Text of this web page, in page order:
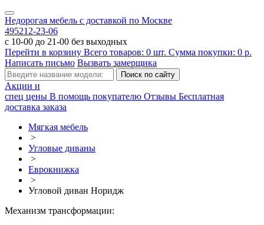
Недорогая мебель с доставкой по Москве
495212-23-06
с 10-00 до 21-00 без выходных
Перейти в корзину Всего товаров: 0 шт. Сумма покупки: 0 р.
Написать письмо Вызвать замерщика
Акции и
спец цены В помощь покупателю Отзывы Бесплатная
доставка заказа
Мягкая мебель
>
Угловые диваны
>
Еврокнижка
>
Угловой диван Норидж
Механизм трансформации: